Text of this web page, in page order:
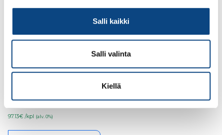
Salli kaikki
Salli valinta
Kiellä
RAUDOITUSVERKKO 8-
150 2.35×5.0/63.16kg
97.13€ /kpl (alv. 0%)